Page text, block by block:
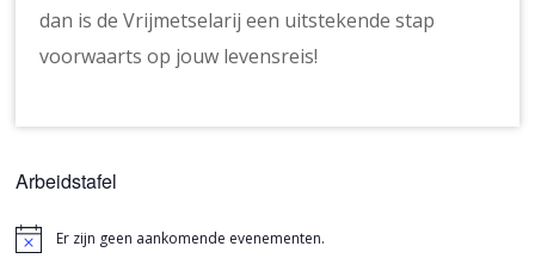
dan is de Vrijmetselarij een uitstekende stap
voorwaarts op jouw levensreis!
Arbeidstafel
BerichtEr zijn geen aankomende evenementen.